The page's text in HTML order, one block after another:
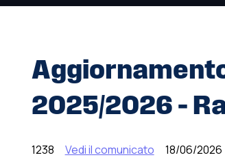
2025/2026 –
1238 Vedi il comunicato 18/06/2026